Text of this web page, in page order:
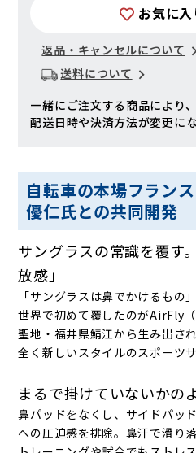
お気に
返品・キャンセルについて
送料について
一緒にご注文する商品により
配送日時や決済方法が変更に
自転車の本場フラン
優仁氏との共同開発
サングラスの常識を覆す
放感」
「サングラスは鼻でかけるもの
世界で初めて覆したのがAirFly
聖地・福井県鯖江から生み出さ
全く新しいスタイルのスポーツサ
まるで掛けていないかの
鼻パッドをなくし、サイドパッ
への圧迫感を排除。鼻汗で滑り